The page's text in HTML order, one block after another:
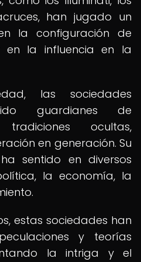
han jugado un
la configuración de
en la influencia en la
las sociedades
guardianes de
ocultas,
en generación. Su
sentido en diversos
la economía, la
estas sociedades han
y teorías
la intriga y el